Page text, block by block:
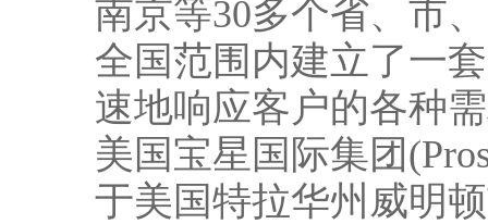
南京等30多个省、市
全国范围内建立了一
速地响应客户的各
美国宝星国际集团
于美国特拉华州威明